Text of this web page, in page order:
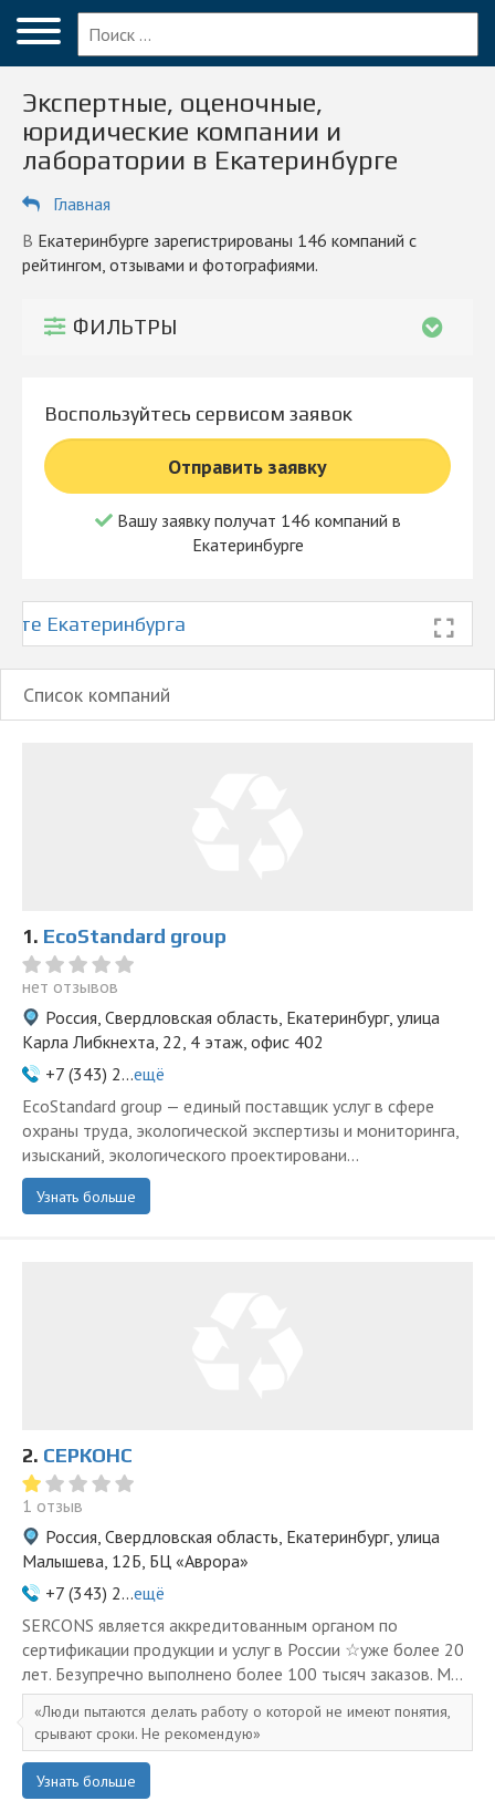
Меню
Главная
Вопрос эксперту
Екатеринбург
ПОЛЬЗОВАТЕЛЯМ
Компании
КОМПАНИЯМ
© 2026 Все права защищены
Экспертные, оценочные,
юридические компании и
лаборатории в Екатеринбурге
Главная
в Екатеринбурге зарегистрированы 146 компаний с
рейтингом, отзывами и фотографиями.
ФИЛЬТРЫ
Воспользуйтесь сервисом заявок
Отправить заявку
Вашу заявку получат 146 компаний в
Екатеринбурге
Екатеринбурга
Список компаний
1. EcoStandard group
нет отзывов
Россия, Свердловская область, Екатеринбург, улица
Карла Либкнехта, 22, 4 этаж, офис 402
+7 (343) 2...ещё
EcoStandard group — единый поставщик услуг в сфере
охраны труда, экологической экспертизы и мониторинга,
изысканий, экологического проектировани...
Узнать больше
2. СЕРКОНС
1 отзыв
Россия, Свердловская область, Екатеринбург, улица
Малышева, 12Б, БЦ «Аврора»
+7 (343) 2...ещё
SERCONS является аккредитованным органом по
сертификации продукции и услуг в России ☆уже более 20
лет. Безупречно выполнено более 100 тысяч заказов. М...
Люди пытаются делать работу о которой не имеют понятия,
срывают сроки. Не рекомендую
Узнать больше